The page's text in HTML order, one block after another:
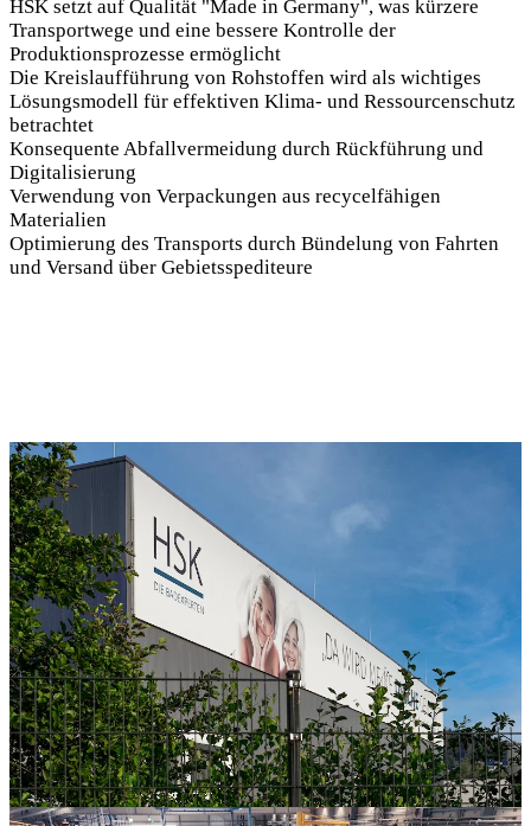
Transportwege und eine bessere Kontrolle der
Produktionsprozesse ermöglicht
Die Kreislaufführung von Rohstoffen wird als wichtiges
Lösungsmodell für effektiven Klima- und Ressourcenschutz
betrachtet
Konsequente Abfallvermeidung durch Rückführung und
Digitalisierung
Verwendung von Verpackungen aus recycelfähigen
Materialien
Optimierung des Transports durch Bündelung von Fahrten
und Versand über Gebietsspediteure